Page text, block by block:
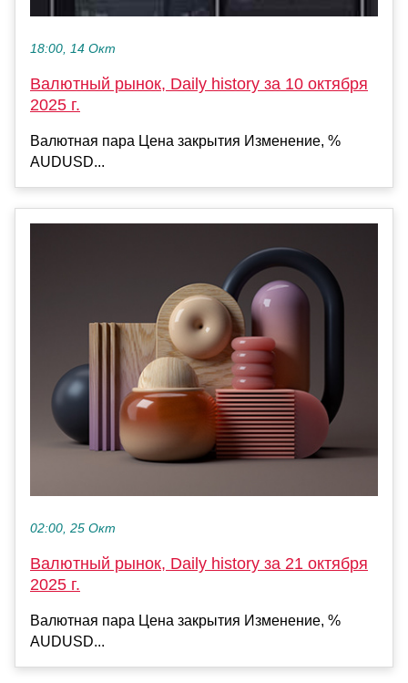
18:00, 14 Окт
Валютный рынок, Daily history за 10 октября
2025 г.
Валютная пара Цена закрытия Изменение, %
AUDUSD...
02:00, 25 Окт
Валютный рынок, Daily history за 21 октября
2025 г.
Валютная пара Цена закрытия Изменение, %
AUDUSD...